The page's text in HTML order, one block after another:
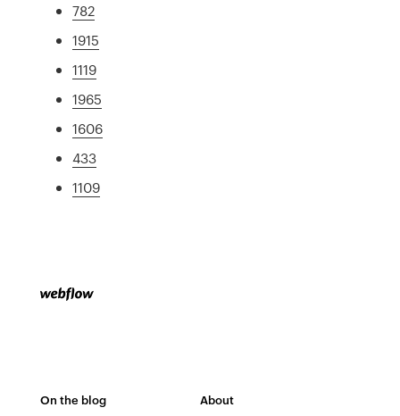
782
1915
1119
1965
1606
433
1109
On the blog About